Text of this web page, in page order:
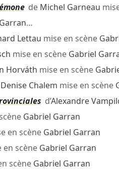
de Michel Garneau
…
Lettau mise en scène
mise en scène Gabriel
Horváth mise en scène
Denise Chalem mise en scène
d’Alexandre
Gabriel Garran
en scène Gabriel Garran
scène Gabriel Garran
scène Gabriel Garran